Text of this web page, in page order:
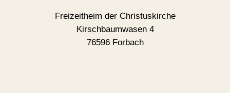
Freizeitheim der Christuskirche
Kirschbaumwasen 4
76596 Forbach